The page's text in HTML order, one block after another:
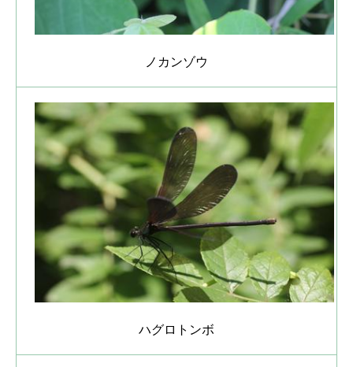
ノカンゾウ
ハグロトンボ